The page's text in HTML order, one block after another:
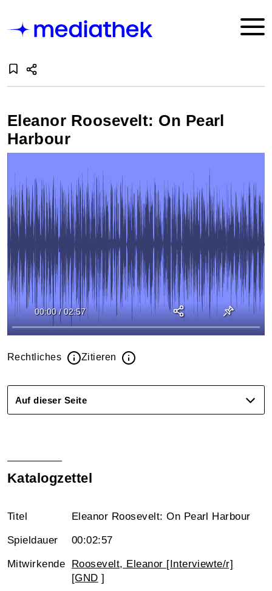
Eleanor Roosevelt: On Pearl
Harbour
00:00 / 02:57
Rechtliches Zitieren
Auf dieser Seite
Katalogzettel
Titel Eleanor Roosevelt: On Pearl Harbour
Spieldauer 00:02:57
Mitwirkende
Roosevelt, Eleanor [Interviewte/r]
[GND ]